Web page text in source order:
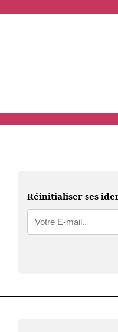
Réinitialiser ses